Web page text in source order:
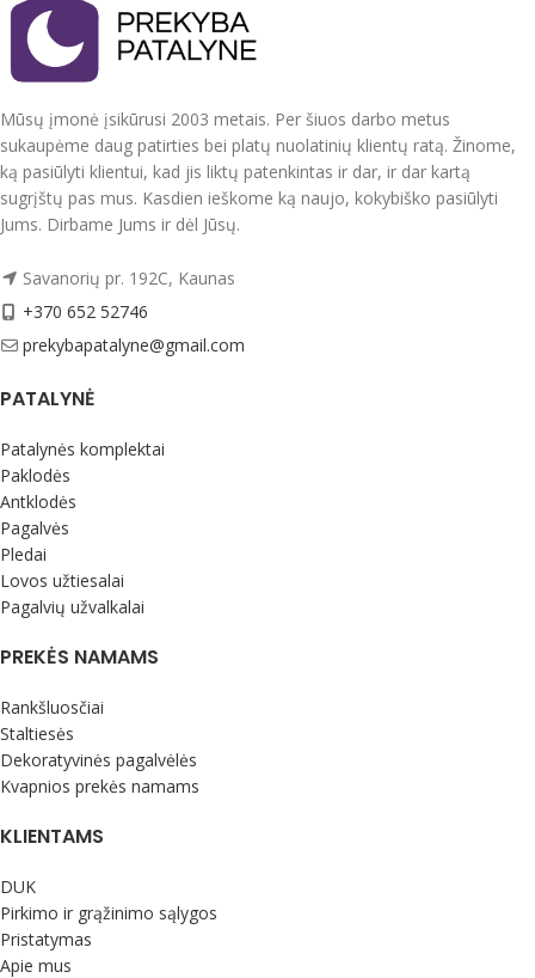
Užvalkalai užsegami užtrauktukais
Audinys 100 % mikropluoštas
Atspalvis gali šiek tiek skirtis nuo
matomo nuotraukoje
Mikropluoštas yra sintetinis
audinys. Tai plonas, bet tvirtas
audinys. Nedažo, “nesiburbuliuoja”.
Pagaminta Lenkijoje.
išverstą į blogąją pusę
Mikropluoštas yra sintetinis
audinys. Tai storas ir tvirtas audinys.
Nedažo, “nesiburbuliuoja”.
Mūsų įmonė įsikūrusi 2003 metais. Per šiuos darbo metus
sukaupėme daug patirties bei platų nuolatinių klientų ratą. Žinome,
ką pasiūlyti klientui, kad jis liktų patenkintas ir dar, ir dar kartą
sugrįštų pas mus. Kasdien ieškome ką naujo, kokybiško pasiūlyti
Jums. Dirbame Jums ir dėl Jūsų.
Savanorių pr. 192C, Kaunas
+370 652 52746
prekybapatalyne@gmail.com
PATALYNĖ
Patalynės komplektai
Paklodės
Antklodės
Pagalvės
Pledai
Lovos užtiesalai
Pagalvių užvalkalai
PREKĖS NAMAMS
Rankšluosčiai
Staltiesės
Dekoratyvinės pagalvėlės
Kvapnios prekės namams
KLIENTAMS
DUK
Pirkimo ir grąžinimo sąlygos
Pristatymas
Apie mus